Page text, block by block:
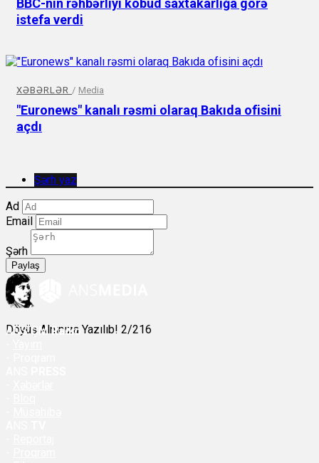
istefa verdi
XƏBƏRLƏR / Media
"Euronews" kanalı rəsmi olaraq Bakıda ofisini
açdı
Şərh yaz
Ad
Email
Şərh
Paylaş
Döyüş Alnınıza Yazılıb! 2/216
ANSÇM Radio